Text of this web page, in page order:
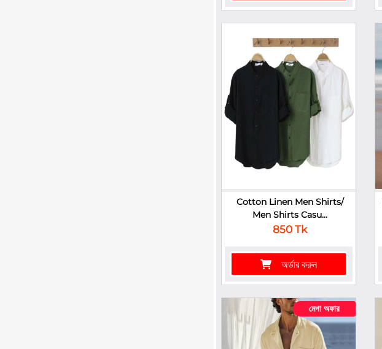
Cotton Linen Men Shirts/
Men Shirts Casu...
850 Tk
অর্ডার করুন
মেগা অফার